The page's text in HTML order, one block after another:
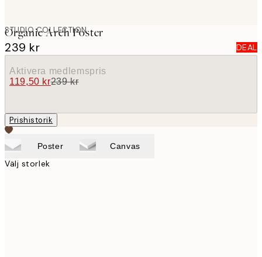
STUDIO COLLECTION
Organic Arch Poster
239 kr DEAL
Aktivera medlemspris
119,50 kr239 kr
Prishistorik
Poster Canvas
Välj storlek